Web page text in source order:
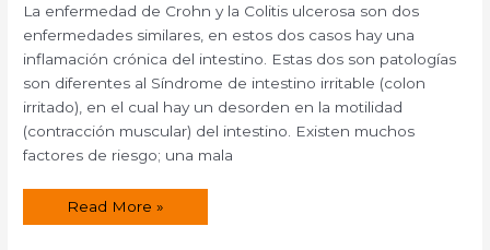
La enfermedad de Crohn y la Colitis ulcerosa son dos
enfermedades similares, en estos dos casos hay una
inflamación crónica del intestino. Estas dos son patologías
son diferentes al Síndrome de intestino irritable (colon
irritado), en el cual hay un desorden en la motilidad
(contracción muscular) del intestino. Existen muchos
factores de riesgo; una mala
Remedios
Read More »